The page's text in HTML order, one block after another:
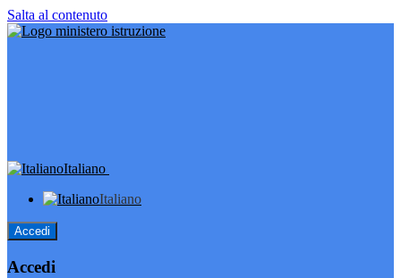
Salta al contenuto
Italiano
Italiano
Accedi
Accedi